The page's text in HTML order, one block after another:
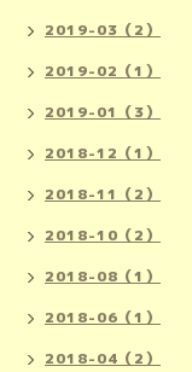
2019-03（2）
2019-02（1）
2019-01（3）
2018-12（1）
2018-11（2）
2018-10（2）
2018-08（1）
2018-06（1）
2018-04（2）